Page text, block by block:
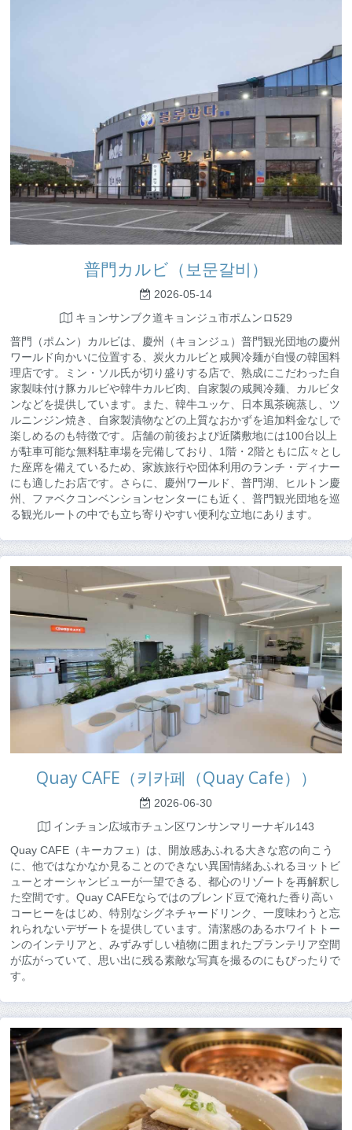
普門カルビ（보문갈비）
2026-05-14
キョンサンブク道キョンジュ市ポムンロ529
普門（ポムン）カルビは、慶州（キョンジュ）普門観光団地の慶州
ワールド向かいに位置する、炭火カルビと咸興冷麺が自慢の韓国料
理店です。ミン・ソル氏が切り盛りする店で、熟成にこだわった自
家製味付け豚カルビや韓牛カルビ肉、自家製の咸興冷麺、カルビタ
ンなどを提供しています。また、韓牛ユッケ、日本風茶碗蒸し、ツ
ルニンジン焼き、自家製漬物などの上質なおかずを追加料金なしで
楽しめるのも特徴です。店舗の前後および近隣敷地には100台以上
が駐車可能な無料駐車場を完備しており、1階・2階ともに広々とし
た座席を備えているため、家族旅行や団体利用のランチ・ディナー
にも適したお店です。さらに、慶州ワールド、普門湖、ヒルトン慶
州、ファベクコンベンションセンターにも近く、普門観光団地を巡
る観光ルートの中でも立ち寄りやすい便利な立地にあります。
Quay CAFE（키카페（Quay Cafe））
2026-06-30
インチョン広域市チュン区ワンサンマリーナギル143
Quay CAFE（キーカフェ）は、開放感あふれる大きな窓の向こう
に、他ではなかなか見ることのできない異国情緒あふれるヨットビ
ューとオーシャンビューが一望できる、都心のリゾートを再解釈し
た空間です。Quay CAFEならではのブレンド豆で淹れた香り高い
コーヒーをはじめ、特別なシグネチャードリンク、一度味わうと忘
れられないデザートを提供しています。清潔感のあるホワイトトー
ンのインテリアと、みずみずしい植物に囲まれたプランテリア空間
が広がっていて、思い出に残る素敵な写真を撮るのにもぴったりで
す。